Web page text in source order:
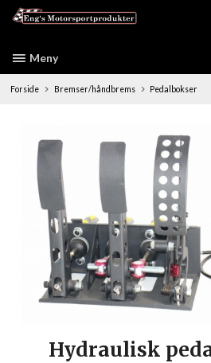
Meny
Forside Bremser/håndbrems Pedalbokser
Hydraulisk